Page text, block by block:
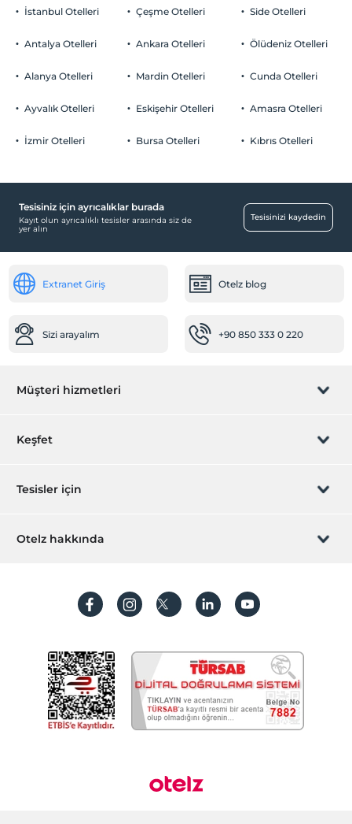
İstanbul Otelleri
Antalya Otelleri
Alanya Otelleri
Ayvalık Otelleri
İzmir Otelleri
Çeşme Otelleri
Ankara Otelleri
Mardin Otelleri
Eskişehir Otelleri
Bursa Otelleri
Side Otelleri
Ölüdeniz Otelleri
Cunda Otelleri
Amasra Otelleri
Kıbrıs Otelleri
Tesisiniz için ayrıcalıklar burada
Kayıt olun ayrıcalıklı tesisler arasında siz de
yer alın
Tesisinizi kaydedin
Extranet Giriş Otelz blog
Sizi arayalım +90 850 333 0 220
Müşteri hizmetleri
Rezervasyon yönet
Sıkça sorulan sorular
İşlem rehberi
Keşfet
Hediye Kart
Hesap oluştur
Tesisler için
Hemen tesisinizi ekleyin
Otelz hakkında
Koşullar ve şartlar
Aydınlatma metni